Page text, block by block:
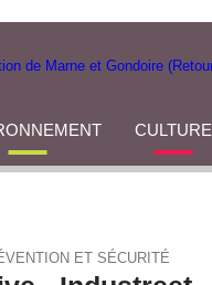
CULTURE
ET SÉCURITÉ